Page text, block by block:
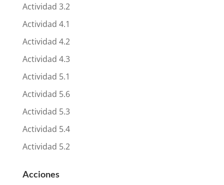
Actividad 3.2
Actividad 4.1
Actividad 4.2
Actividad 4.3
Actividad 5.1
Actividad 5.6
Actividad 5.3
Actividad 5.4
Actividad 5.2
Acciones